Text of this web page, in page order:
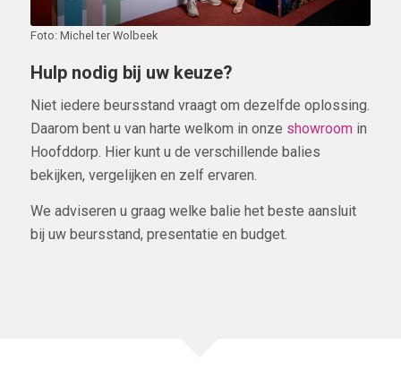
Foto: Michel ter Wolbeek
Hulp nodig bij uw keuze?
Niet iedere beursstand vraagt om dezelfde oplossing.
Daarom bent u van harte welkom in onze showroomin
Hoofddorp. Hier kunt u de verschillende balies
bekijken, vergelijken en zelf ervaren.
We adviseren u graag welke balie het beste aansluit
bij uw beursstand, presentatie en budget.